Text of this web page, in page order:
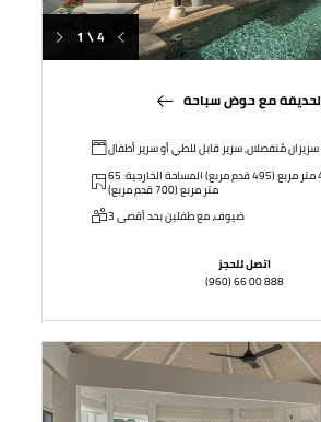
1 \ 4
مع حوض سباحة
مُنفصلان, سرير قابل للطي أو سرير أطفال
المساحة الداخلية: 46 متر مربع (495 قدم مربع) المساحة الخارجية: 65
متر مربع (700 قدم مربع)
3 ضيوف، مع طفلين بحد أقصى
اتصل للحجز
(960) 66 00 888